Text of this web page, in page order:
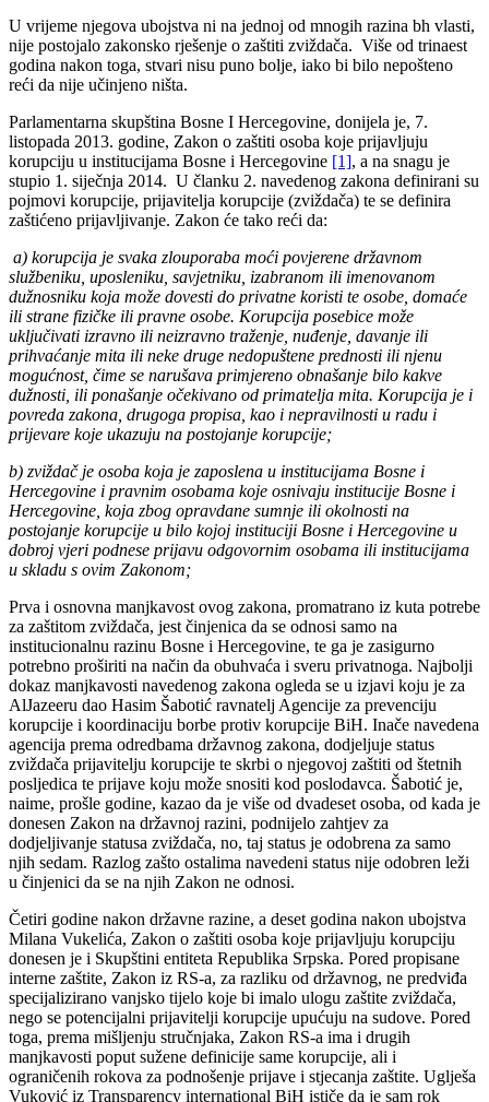
U vrijeme njegova ubojstva ni na jednoj od mnogih razina bh vlasti,
nije postojalo zakonsko rješenje o zaštiti zviždača. Više od trinaest
godina nakon toga, stvari nisu puno bolje, iako bi bilo nepošteno
reći da nije učinjeno ništa.
Parlamentarna skupština Bosne I Hercegovine, donijela je, 7.
listopada 2013. godine, Zakon o zaštiti osoba koje prijavljuju
korupciju u institucijama Bosne i Hercegovine [1], a na snagu je
stupio 1. siječnja 2014. U članku 2. navedenog zakona definirani su
pojmovi korupcije, prijavitelja korupcije (zviždača) te se definira
zaštićeno prijavljivanje. Zakon će tako reći da:
a) korupcija je svaka zlouporaba moći povjerene državnom
službeniku, uposleniku, savjetniku, izabranom ili imenovanom
dužnosniku koja može dovesti do privatne koristi te osobe, domaće
ili strane fizičke ili pravne osobe. Korupcija posebice može
uključivati izravno ili neizravno traženje, nuđenje, davanje ili
prihvaćanje mita ili neke druge nedopuštene prednosti ili njenu
mogućnost, čime se narušava primjereno obnašanje bilo kakve
dužnosti, ili ponašanje očekivano od primatelja mita. Korupcija je i
povreda zakona, drugoga propisa, kao i nepravilnosti u radu i
prijevare koje ukazuju na postojanje korupcije;
b) zviždač je osoba koja je zaposlena u institucijama Bosne i
Hercegovine i pravnim osobama koje osnivaju institucije Bosne i
Hercegovine, koja zbog opravdane sumnje ili okolnosti na
postojanje korupcije u bilo kojoj instituciji Bosne i Hercegovine u
dobroj vjeri podnese prijavu odgovornim osobama ili institucijama
u skladu s ovim Zakonom;
Prva i osnovna manjkavost ovog zakona, promatrano iz kuta potrebe
za zaštitom zviždača, jest činjenica da se odnosi samo na
institucionalnu razinu Bosne i Hercegovine, te ga je zasigurno
potrebno proširiti na način da obuhvaća i sveru privatnoga. Najbolji
dokaz manjkavosti navedenog zakona ogleda se u izjavi koju je za
AlJazeeru dao Hasim Šabotić ravnatelj Agencije za prevenciju
korupcije i koordinaciju borbe protiv korupcije BiH. Inače navedena
agencija prema odredbama državnog zakona, dodjeljuje status
zviždača prijavitelju korupcije te skrbi o njegovoj zaštiti od štetnih
posljedica te prijave koju može snositi kod poslodavca. Šabotić je,
naime, prošle godine, kazao da je više od dvadeset osoba, od kada je
donesen Zakon na državnoj razini, podnijelo zahtjev za
dodjeljivanje statusa zviždača, no, taj status je odobrena za samo
njih sedam. Razlog zašto ostalima navedeni status nije odobren leži
u činjenici da se na njih Zakon ne odnosi.
Četiri godine nakon državne razine, a deset godina nakon ubojstva
Milana Vukelića, Zakon o zaštiti osoba koje prijavljuju korupciju
donesen je i Skupštini entiteta Republika Srpska. Pored propisane
interne zaštite, Zakon iz RS-a, za razliku od državnog, ne predviđa
specijalizirano vanjsko tijelo koje bi imalo ulogu zaštite zviždača,
nego se potencijalni prijavitelji korupcije upućuju na sudove. Pored
toga, prema mišljenju stručnjaka, Zakon RS-a ima i drugih
manjkavosti poput sužene definicije same korupcije, ali i
ograničenih rokova za podnošenje prijave i stjecanja zaštite. Uglješa
Vuković iz Transparency international BiH ističe da je sam rok